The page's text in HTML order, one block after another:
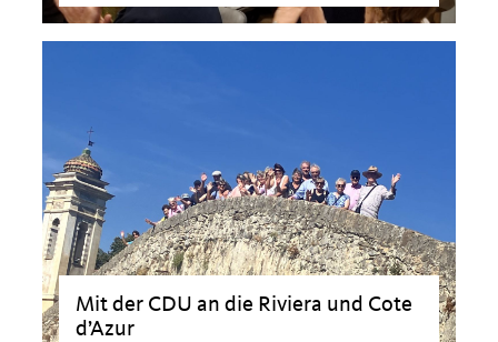
Mit der CDU an die Riviera und Cote
d’Azur